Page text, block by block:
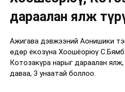
дараалан ялж
Ажигава дэвжээний Аонишики
өдөр ёкозүна Хоошёорюү
Котозакүра нарыг дараалан
даваа, 3 унаатай боллоо.